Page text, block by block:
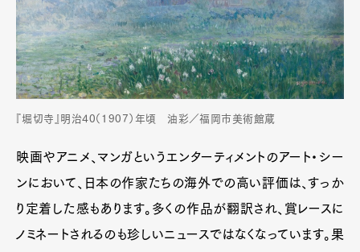
『堀切寺』明治40（1907）年頃 油彩／福岡市美術館蔵
映画やアニメ、マンガというエンターティメントのアート・シー
ンにおいて、日本の作家たちの海外での高い評価は、すっか
り定着した感もあります。多くの作品が翻訳され、賞レースに
ノミネートされるのも珍しいニュースではなくなっています。果